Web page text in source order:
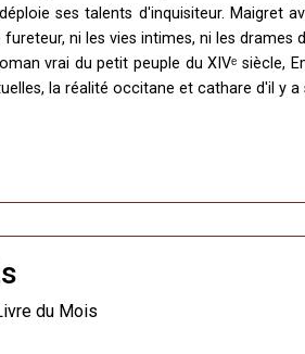
ses talents d'inquisiteur. Maigret
fureteur, ni les vies intimes, ni les
vrai du petit peuple du XIVᵉ siècle,
la réalité occitane et cathare d'il y a
du Mois